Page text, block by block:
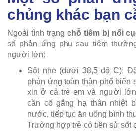
chủng khác bạn
Ngoài tình trạng chỗ tiêm bị nổi
số phản ứng phụ sau tiêm
người lớn:
Sốt nhẹ (dưới 38,5 độ C):
phản ứng toàn thân phổ biến
xin ở cả trẻ em và người
cần cố gắng hạ thân nhiệt
nước, tiếp tục ăn uống bình
Trường hợp trẻ có tiền sử sốt